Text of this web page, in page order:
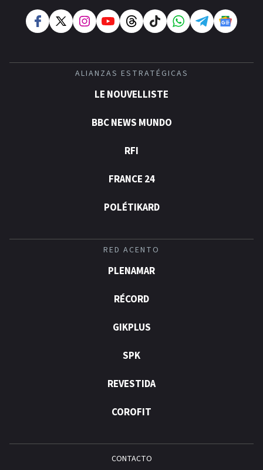
ALIANZAS ESTRATÉGICAS
LE NOUVELLISTE
BBC NEWS MUNDO
RFI
FRANCE 24
POLÉTIKARD
RED ACENTO
PLENAMAR
RÉCORD
GIKPLUS
SPK
REVESTIDA
COROFIT
CONTACTO